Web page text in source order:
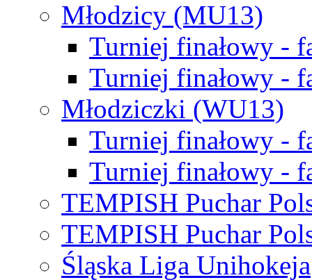
Młodzicy (MU13)
Turniej finałowy -
Turniej finałowy -
Młodziczki (WU13)
Turniej finałowy -
Turniej finałowy -
TEMPISH Puchar
TEMPISH Puchar
Śląska Liga Unihokeja